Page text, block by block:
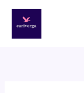
содержимому